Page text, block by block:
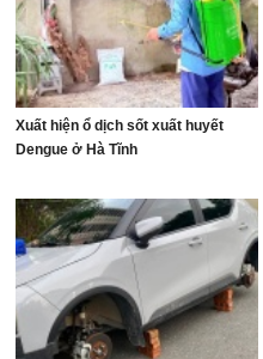
Xuất hiện ổ dịch sốt xuất huyết
Dengue ở Hà Tĩnh